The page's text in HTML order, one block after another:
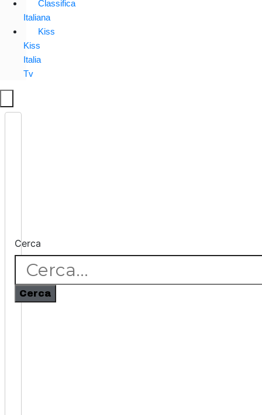
Classifica
Italiana
Kiss
Kiss
Italia
Tv
Cerca
Cerca